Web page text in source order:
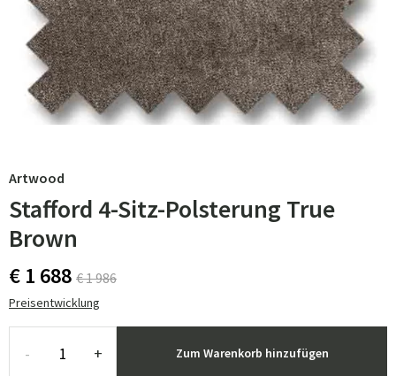
Artwood
Stafford 4-Sitz-Polsterung True
Brown
€ 1 688 € 1 986
Preisentwicklung
- + Zum Warenkorb hinzufügen